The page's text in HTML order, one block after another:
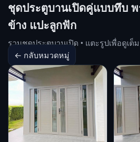
ชุดประตูบานเปิดคู่แบบทึบ
ข้าง แปะลูกฟัก
รวมชุดประตูบานเปิด • แตะรูปเพื่อดูเต็
← กลับหมวดหมู่